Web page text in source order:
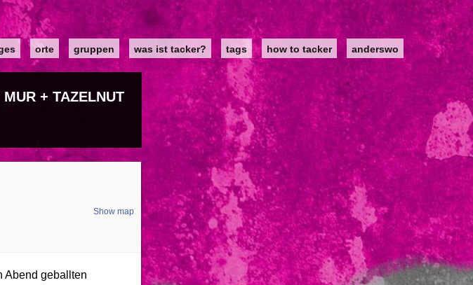
orte gruppen was ist tacker? tags how to tacker anderswo
+ TAZELNUT
Show map
Abend geballten